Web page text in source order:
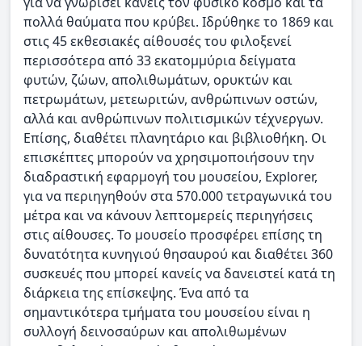
πολλά θαύματα που κρύβει. Ιδρύθηκε το 1869 και
στις 45 εκθεσιακές αίθουσές του φιλοξενεί
περισσότερα από 33 εκατομμύρια δείγματα
φυτών, ζώων, απολιθωμάτων, ορυκτών και
πετρωμάτων, μετεωριτών, ανθρώπινων οστών,
αλλά και ανθρώπινων πολιτισμικών τέχνεργων.
Επίσης, διαθέτει πλανητάριο και βιβλιοθήκη. Οι
επισκέπτες μπορούν να χρησιμοποιήσουν την
διαδραστική εφαρμογή του μουσείου, Explorer,
για να περιηγηθούν στα 570.000 τετραγωνικά του
μέτρα και να κάνουν λεπτομερείς περιηγήσεις
στις αίθουσες. Το μουσείο προσφέρει επίσης τη
δυνατότητα κυνηγιού θησαυρού και διαθέτει 360
συσκευές που μπορεί κανείς να δανειστεί κατά τη
διάρκεια της επίσκεψης. Ένα από τα
σημαντικότερα τμήματα του μουσείου είναι η
συλλογή δεινοσαύρων και απολιθωμένων